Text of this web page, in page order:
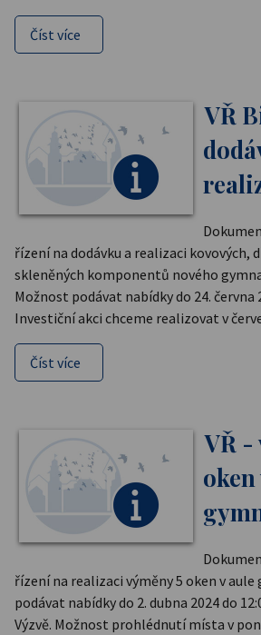
Číst více
VŘ
řízení na dodávku a realizaci kovových,
skleněných komponentů nového
Možnost podávat nabídky do 24. června
Investiční akci chceme realizovat v
Číst více
VŘ -
oken
řízení na realizaci výměny 5 oken v
podávat nabídky do 2. dubna 2024 do
Výzvě. Možnost prohlédnutí místa v